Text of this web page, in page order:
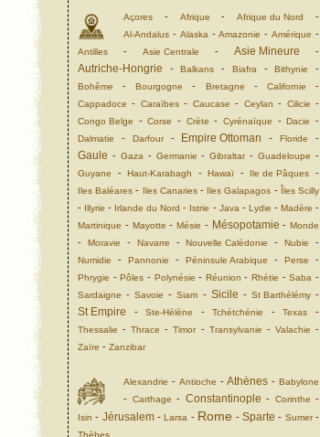
Açores - Afrique -Afrique du Nord -
Al-Andalus - Alaska -Amazonie -Amérique -
Antilles - Asie Centrale - Asie Mineure -
Autriche-Hongrie -Balkans - Biafra -Bithynie -
Bohême -Bourgogne - Bretagne - Californie -
Cappadoce - Caraïbes- Caucase - Ceylan - Cilicie -
Congo Belge -Corse - Crète -Cyrénaïque -Dacie -
Dalmatie - Darfour- Empire Ottoman -Floride -
Gaule - Gaza - Germanie -Gibraltar-Guadeloupe -
Guyane -Haut-Karabagh -Hawaï - Ile de Pâques -
Iles Baléares - Iles Canaries- Iles Galapagos -Îles Scilly
- Illyrie - Irlande du Nord - Istrie - Java - Lydie - Madère -
Martinique - Mayotte - Mésie - Mésopotamie - Monde
- Moravie - Navarre -Nouvelle Calédonie -Nubie -
Numidie - Pannonie - Péninsule Arabique - Perse -
Phrygie -Pôles - Polynésie - Réunion -Rhétie -Saba -
Sardaigne -Savoie -Siam - Sicile - St Barthélémy-
St Empire -Ste-Hélène -Tchétchénie -Texas -
Thessalie -Thrace -Timor- Transylvanie - Valachie -
Zaïre - Zanzibar
Alexandrie - Antioche -Athènes -Babylone
- Carthage - Constantinople - Corinthe -
Isin - Jérusalem-Larsa - Rome - Sparte - Sumer-
Thèbes